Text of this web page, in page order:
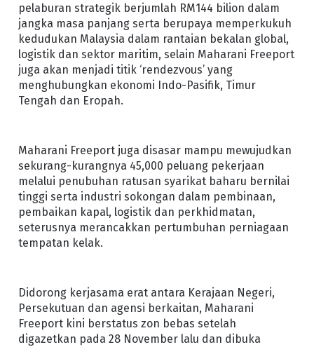
pelaburan strategik berjumlah RM144 bilion dalam
jangka masa panjang serta berupaya memperkukuh
kedudukan Malaysia dalam rantaian bekalan global,
logistik dan sektor maritim, selain Maharani Freeport
juga akan menjadi titik ‘rendezvous’ yang
menghubungkan ekonomi Indo-Pasifik, Timur
Tengah dan Eropah.
Maharani Freeport juga disasar mampu mewujudkan
sekurang-kurangnya 45,000 peluang pekerjaan
melalui penubuhan ratusan syarikat baharu bernilai
tinggi serta industri sokongan dalam pembinaan,
pembaikan kapal, logistik dan perkhidmatan,
seterusnya merancakkan pertumbuhan perniagaan
tempatan kelak.
Didorong kerjasama erat antara Kerajaan Negeri,
Persekutuan dan agensi berkaitan, Maharani
Freeport kini berstatus zon bebas setelah
digazetkan pada 28 November lalu dan dibuka